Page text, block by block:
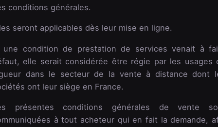
conditions générales.
seront applicables dès leur mise en ligne.
une condition de prestation de services venait à
elle serait considérée être régie par les usages
dans le secteur de la vente à distance dont
ont leur siège en France.
présentes conditions générales de vente
à tout acheteur qui en fait la demande,